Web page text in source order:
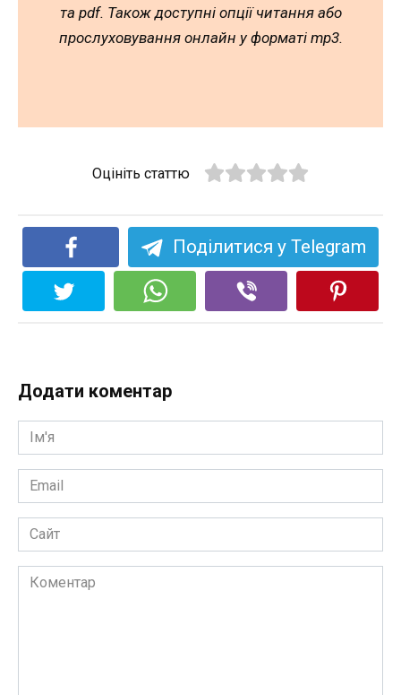
та pdf. Також доступні опції читання або
прослуховування онлайн у форматі mp3.
Оцініть статтю
Поділитися у Telegram
Додати коментар
Ім'я
*
Email
*
Сайт
Коментар